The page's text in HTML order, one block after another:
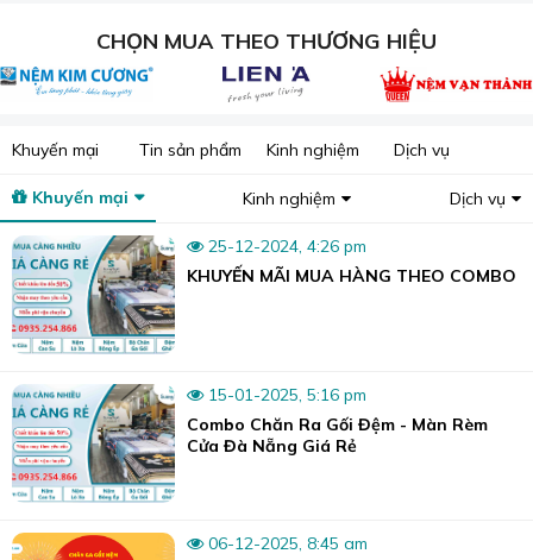
CHỌN MUA THEO THƯƠNG HIỆU
Khuyến mại Tin sản phẩm Kinh nghiệm Dịch vụ
Khuyến mại Kinh nghiệm Dịch vụ
25-12-2024, 4:26 pm
KHUYẾN MÃI MUA HÀNG THEO COMBO
15-01-2025, 5:16 pm
Combo Chăn Ra Gối Đệm - Màn Rèm
Cửa Đà Nẵng Giá Rẻ
06-12-2025, 8:45 am